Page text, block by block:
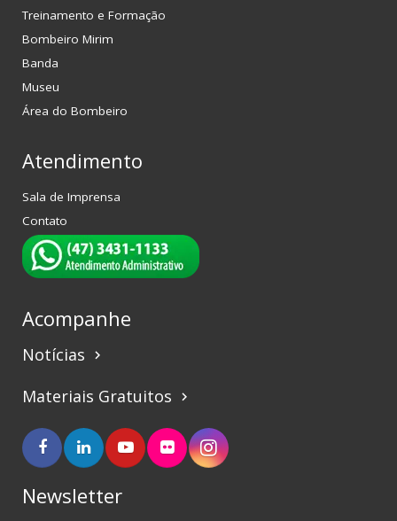
Treinamento e Formação
Bombeiro Mirim
Banda
Museu
Área do Bombeiro
Atendimento
Sala de Imprensa
Contato
Acompanhe
Notícias keyboard_arrow_right
Materiais Gratuitos keyboard_arrow_right
Newsletter